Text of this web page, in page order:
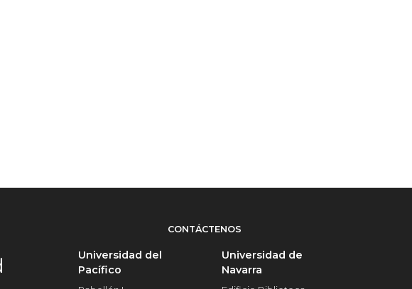
CONTÁCTENOS
Universidad del
Pacífico
Universidad de
Navarra